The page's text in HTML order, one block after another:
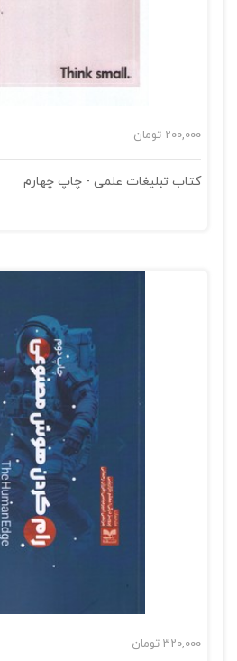
200,000 تومان
کتاب تبلیغات علمی - چاپ چهارم
320,000 تومان